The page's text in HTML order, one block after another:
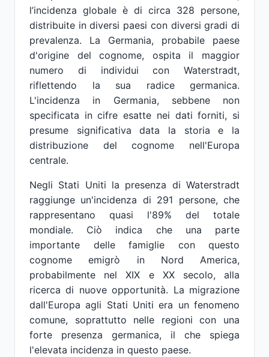
l’incidenza globale è di circa 328 persone,
distribuite in diversi paesi con diversi gradi di
prevalenza. La Germania, probabile paese
d'origine del cognome, ospita il maggior
numero di individui con Waterstradt,
riflettendo la sua radice germanica.
L'incidenza in Germania, sebbene non
specificata in cifre esatte nei dati forniti, si
presume significativa data la storia e la
distribuzione del cognome nell'Europa
centrale.
Negli Stati Uniti la presenza di Waterstradt
raggiunge un'incidenza di 291 persone, che
rappresentano quasi l'89% del totale
mondiale. Ciò indica che una parte
importante delle famiglie con questo
cognome emigrò in Nord America,
probabilmente nel XIX e XX secolo, alla
ricerca di nuove opportunità. La migrazione
dall'Europa agli Stati Uniti era un fenomeno
comune, soprattutto nelle regioni con una
forte presenza germanica, il che spiega
l'elevata incidenza in questo paese.